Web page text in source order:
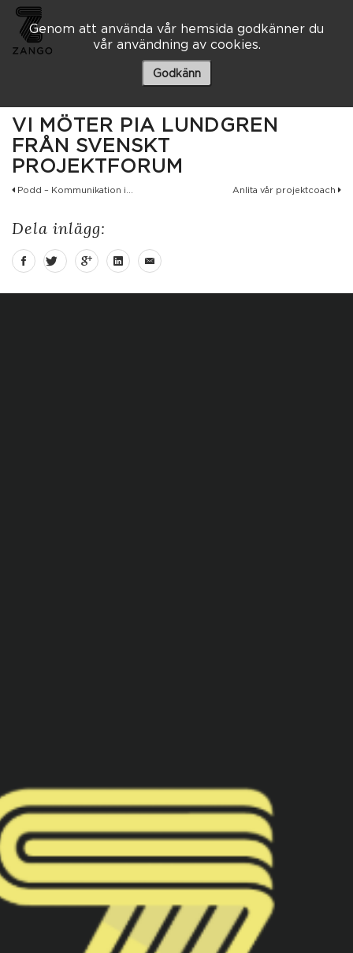
Genom att använda vår hemsida godkänner du
vår användning av cookies.
Godkänn
– 10 80 00
Kyrkogatan 1
VI MÖTER PIA LUNDGREN
FRÅN SVENSKT
PROJEKTFORUM
Podd – Kommunikation i... Anlita vår projektcoach
Dela inlägg: